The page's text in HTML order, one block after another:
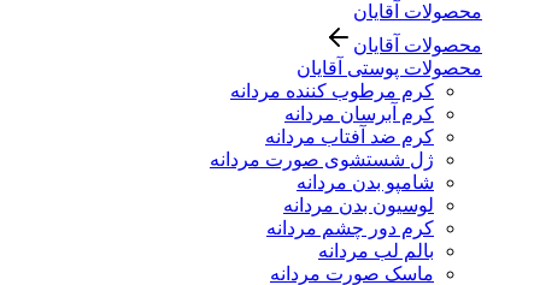
محصولات آقایان
محصولات آقایان
محصولات پوستی آقایان
کرم مرطوب کننده مردانه
کرم آبرسان مردانه
کرم ضد آفتاب مردانه
ژل شستشوی صورت مردانه
شامپو بدن مردانه
لوسیون بدن مردانه
کرم دور چشم مردانه
بالم لب مردانه
ماسک صورت مردانه